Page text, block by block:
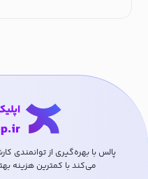
پالس با بهره‌گیری از توانمندی
می‌کند با کمترین هزینه